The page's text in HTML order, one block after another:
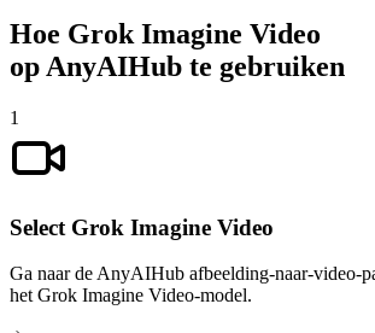
Hoe Grok Imagine Video
op AnyAIHub te gebruiken
1
Select Grok Imagine Video
Ga naar de AnyAIHub afbeelding-naar-video-
het Grok Imagine Video-model.